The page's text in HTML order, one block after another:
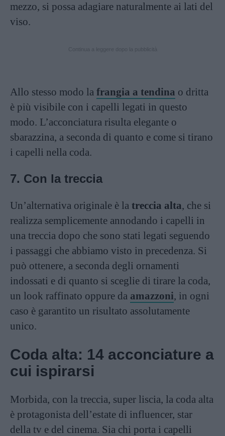
mezzo, si possa adagiare naturalmente ai lati del
viso.
Allo stesso modo la frangia a tendina o dritta
è più visibile con i capelli legati in questo
modo. L’acconciatura risulta elegante o
sbarazzina, a seconda di quanto e come si tirano
i capelli nella coda.
7. Con la treccia
Un’alternativa originale è la treccia alta, che si
realizza semplicemente annodando i capelli in
una treccia dopo che sono stati legati seguendo
i passaggi che abbiamo visto in precedenza. Si
può ottenere, a seconda degli ornamenti
indossati e di quanto si sceglie di tirare la coda,
un look raffinato oppure da amazzoni, in ogni
caso è garantito un risultato assolutamente
unico.
Coda alta: 14 acconciature a
cui ispirarsi
Morbida, con la treccia, super liscia, la coda alta
è protagonista dell’estate di influencer, star
della tv e del cinema. Sia chi porta i capelli